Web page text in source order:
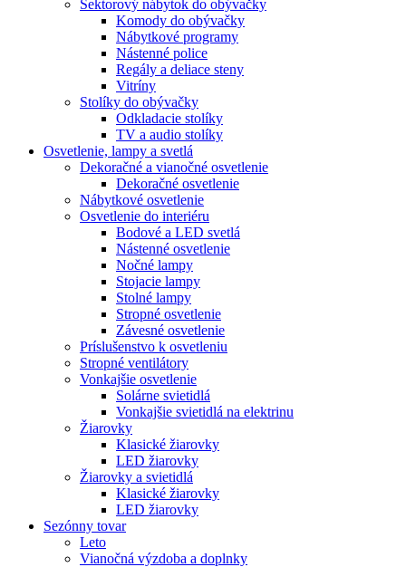
Sektorový nábytok do obývačky
Komody do obývačky
Nábytkové programy
Nástenné police
Regály a deliace steny
Vitríny
Stolíky do obývačky
Odkladacie stolíky
TV a audio stolíky
Osvetlenie, lampy a svetlá
Dekoračné a vianočné osvetlenie
Dekoračné osvetlenie
Nábytkové osvetlenie
Osvetlenie do interiéru
Bodové a LED svetlá
Nástenné osvetlenie
Nočné lampy
Stojacie lampy
Stolné lampy
Stropné osvetlenie
Závesné osvetlenie
Príslušenstvo k osvetleniu
Stropné ventilátory
Vonkajšie osvetlenie
Solárne svietidlá
Vonkajšie svietidlá na elektrinu
Žiarovky
Klasické žiarovky
LED žiarovky
Žiarovky a svietidlá
Klasické žiarovky
LED žiarovky
Sezónny tovar
Leto
Vianočná výzdoba a doplnky